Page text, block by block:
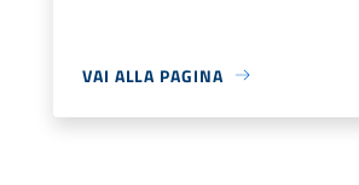
VAI ALLA PAGINA